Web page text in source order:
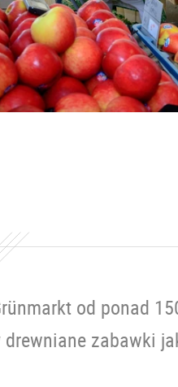
od ponad
zabawki